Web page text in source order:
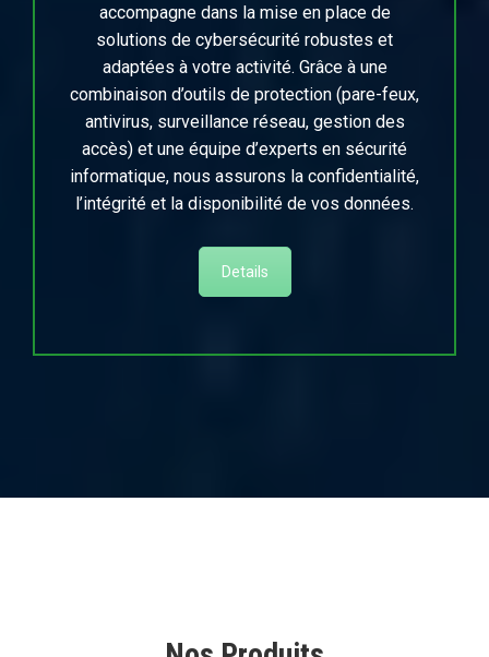
accompagne dans la mise en place de
solutions de cybersécurité robustes et
adaptées à votre activité. Grâce à une
combinaison d’outils de protection (pare-feux,
antivirus, surveillance réseau, gestion des
accès) et une équipe d’experts en sécurité
informatique, nous assurons la confidentialité,
l’intégrité et la disponibilité de vos données.
Details